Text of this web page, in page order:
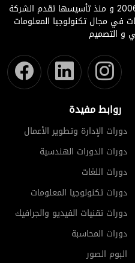
تأسست شركة الرجاء الدولية عام 2006 و منذ تأسيسها تقدم الشركة
في مجال تكنولوجيا المعلومات
و التصميم
روابط مفيدة
دورات الإدارة وتطوير الأعمال
دورات الدورات الهندسية
دورات اللغات
دورات تكنولوجيا المعلومات
دورات تقنيات الفيديو والجرافيك
دورات المحاسبة
البوم الصور